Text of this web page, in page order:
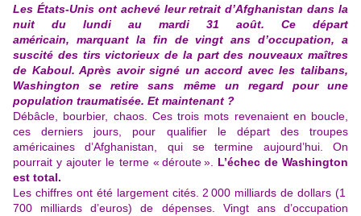
Les États-Unis ont achevé leur retrait d’Afghanistan dans la
nuit du lundi au mardi 31 août. Ce départ
américain, marquant la fin de vingt ans d’occupation, a
suscité des tirs victorieux de la part des nouveaux maîtres
de Kaboul. Après avoir signé un accord avec les talibans,
Washington se retire sans même un regard pour une
population traumatisée. Et maintenant ?
Débâcle, bourbier, chaos. Ces trois mots revenaient en boucle,
ces derniers jours, pour qualifier le départ des troupes
américaines d’Afghanistan, qui se termine aujourd’hui. On
pourrait y ajouter le terme « déroute ».
L’échec de Washington
est total.
Les chiffres ont été largement cités. 2 000 milliards de dollars (1
700 milliards d’euros) de dépenses. Vingt ans d’occupation